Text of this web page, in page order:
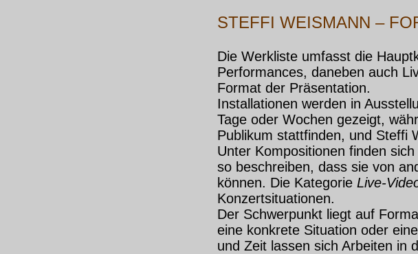
STEFFI WEISMANN –
Die Werkliste umfasst die
Performances, daneben auch
Format der Präsentation.
Installationen werden in
Tage oder Wochen gezeigt,
Publikum stattfinden, und Steffi
Unter Kompositionen finden
so beschreiben, dass sie von
können. Die Kategorie Live-
Konzertsituationen.
Der Schwerpunkt liegt auf
eine konkrete Situation oder
und Zeit lassen sich Arbeiten in